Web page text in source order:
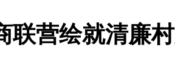
联营绘就清廉